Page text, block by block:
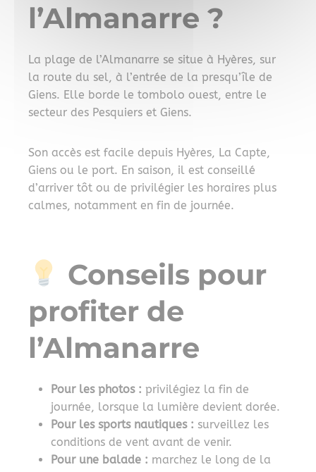
l’Almanarre ?
La plage de l’Almanarre se situe à Hyères, sur
la route du sel, à l’entrée de la presqu’île de
Giens. Elle borde le tombolo ouest, entre le
secteur des Pesquiers et Giens.
Son accès est facile depuis Hyères, La Capte,
Giens ou le port. En saison, il est conseillé
d’arriver tôt ou de privilégier les horaires plus
calmes, notamment en fin de journée.
Conseils pour
profiter de
l’Almanarre
Pour les photos : privilégiez la fin de
journée, lorsque la lumière devient dorée.
Pour les sports nautiques : surveillez les
conditions de vent avant de venir.
Pour une balade : marchez le long de la